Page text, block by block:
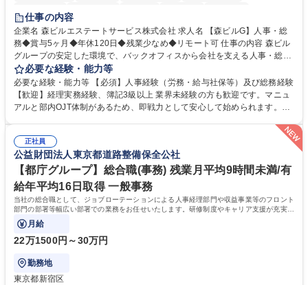
経験者歓迎
完全週休2日制
交通費支給 長期歓迎 駅近5分以内 土日祝休み
仕事の内容
企業名 森ビルエステートサービス株式会社 求人名 【森ビルG】人事・総
務◆賞与5ヶ月◆年休120日◆残業少なめ◆リモート可 仕事の内容 森ビル
グループの安定した環境で、バックオフィスから会社を支える人事・総務
をお任せします。 労務と総務の業務をバランスよく担当し、ゆくゆくは制
度改定などのコア業務にも挑戦できる、やりがいある環境です。 ■勤怠管
理、給与計算、社会保険手続き、年末調整等の労務管理全般 ■入退社手続
き、社内規定の改定や人事制度改定などのコア業務 ■社内イベントの企画
は部内のOJTを中心に、あなたの経験に合わせて不足している部分はいつ
でも質問・相談できる環境が整っているため、安心して成長できます。 募
集職種 【森ビルG】人事・総務◆賞与5ヶ月◆年休120日◆残業少なめ◆
リモート可
必要な経験・能力等
必要な経験・能力等 【必須】人事経験（労務・給与社保等）及び総務経験
【歓迎】経理実務経験、簿記3級以上 業界未経験の方も歓迎です。マニュ
アルと部内OJT体制があるため、即戦力として安心して始められます。
ます。定型業務に留まらず、社内規定や人事制度の改定など会社のコア業
務に挑戦できるため、自身の成長と組織への貢献度をダイレクトに実感で
きます。 残業少なめ、週1日リモート可など、ワークライフバランスを保
ち長期活躍できる環境です。 「これまでの幅広い経験を活かし、長期的な
キャリアを築きたい」という前向きな意欲と挑戦を全力で応援します。 学
歴・資格 学歴：大学院 大学 高専 短大 専修学校 高校 語学力： 資格：日商
簿記検定1級 日商簿記検定2級 日商簿記検定3級
正社員
公益財団法人東京都道路整備保全公社
【都庁グループ】総合職(事務) 残業月平均9時間未満/有
給年平均16日取得 一般事務
当社の総合職として、ジョブローテーションによる人事経理部門や収益事業等のフロント
部門の部署等幅広い部署での業務をお任せいたします。研修制度やキャリア支援が充実し
ております！ ※下記業務詳細
月給
22万1500円～30万円
勤務地
東京都新宿区